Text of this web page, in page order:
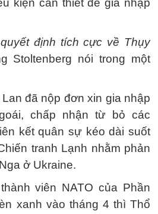
kiện cần thiết để gia nhập
định tích cực về Thụy
Stoltenberg nói trong một
đã nộp đơn xin gia nhập
chấp nhận từ bỏ các
kết quân sự kéo dài suốt
tranh Lạnh nhằm phản
ở Ukraine.
viên NATO của Phần
xanh vào tháng 4 thì Thổ